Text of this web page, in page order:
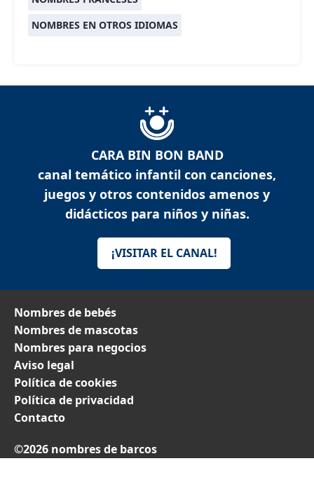
NOMBRES EN OTROS IDIOMAS
CARA BIN BON BAND
canal temático infantil con canciones,
juegos y otros contenidos amenos y
didácticos para niños y niñas.
¡VISITAR EL CANAL!
Nombres de bebés
Nombres de mascotas
Nombres para negocios
Aviso legal
Política de cookies
Política de privacidad
Contacto
©2026 nombres de barcos